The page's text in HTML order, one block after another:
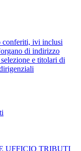
conferiti, ivi inclusi
di indirizzo
e titolari di
UFFICIO TRIBUTI